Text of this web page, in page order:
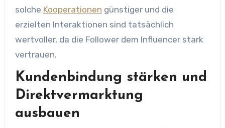
solche Kooperationen günstiger und die
erzielten Interaktionen sind tatsächlich
wertvoller, da die Follower dem Influencer stark
vertrauen.
Kundenbindung stärken und
Direktvermarktung
ausbauen